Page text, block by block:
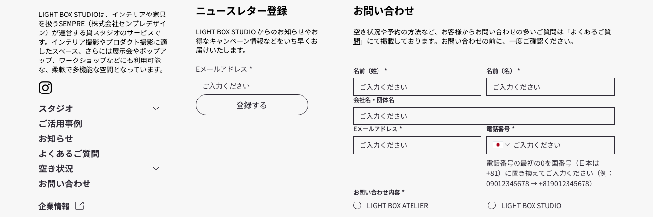
LIGHT BOX STUDIOは、インテリアや家具
を扱うSEMPRE（株式会社センプレデザイ
ン）が運営する貸スタジオのサービスで
す。インテリア撮影やプロダクト撮影に適
したスペース、さらには展示会やポップア
ップ、ワークショップなどにも利用可能
な、柔軟で多機能な空間となっています。
スタジオ
ご活用事例
お知らせ
よくあるご質問
空き状況
お問い合わせ
企業情報
お問い合わせ
空き状況や予約の方法など、お客様からお問い合わせの多いご質問は「よくあるご質
問 」にて掲載しております。お問い合わせの前に、一度ご確認ください。
名前（姓） * 名前（名） *
会社名・団体名
Eメールアドレス * 電話番号 *
電話番号の最初の0を国番号（日本は
+81）に置き換えてご入力ください（例：
09012345678 → +819012345678）
お問い合わせ内容 *
LIGHT BOX ATELIER LIGHT BOX STUDIO
ニュースレター登録
LIGHT BOX STUDIO からのお知らせやお
得なキャンペーン情報などをいち早くお
届けいたします。
Eメールアドレス *
登録する